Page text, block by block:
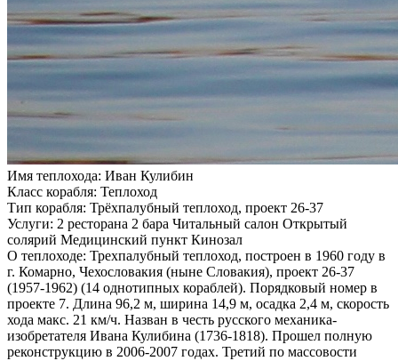
Имя теплохода: Иван Кулибин
Класс корабля: Теплоход
Тип корабля: Трёхпалубный теплоход, проект 26-37
Услуги: 2 ресторана 2 бара Читальный салон Открытый
солярий Медицинский пункт Кинозал
О теплоходе: Трехпалубный теплоход, построен в 1960 году в
г. Комарно, Чехословакия (ныне Словакия), проект 26-37
(1957-1962) (14 однотипных кораблей). Порядковый номер в
проекте 7. Длина 96,2 м, ширина 14,9 м, осадка 2,4 м, скорость
хода макс. 21 км/ч. Назван в честь русского механика-
изобретателя Ивана Кулибина (1736-1818). Прошел полную
реконструкцию в 2006-2007 годах. Третий по массовости